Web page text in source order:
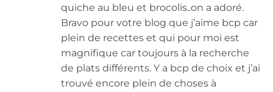
quiche au bleu et brocolis..on a adoré.
Bravo pour votre blog que j’aime bcp car
plein de recettes et qui pour moi est
magnifique car toujours à la recherche
de plats différents. Y a bcp de choix et j’ai
trouvé encore plein de choses à